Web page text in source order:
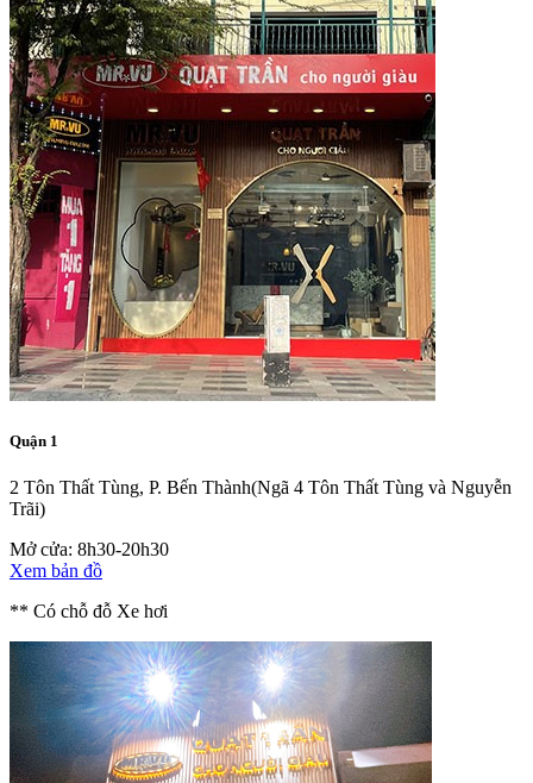
Quận 1
2 Tôn Thất Tùng, P. Bến Thành(Ngã 4 Tôn Thất Tùng và Nguyễn
Trãi)
Mở cửa: 8h30-20h30
Xem bản đồ
** Có chỗ đỗ Xe hơi